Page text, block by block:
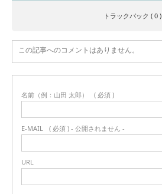
トラックバック ( 0 )
この記事へのコメントはありません。
名前（例：山田 太郎） ( 必須 )
E-MAIL ( 必須 ) - 公開されません -
URL